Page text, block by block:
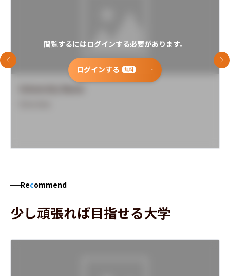
閲覧するにはログインする必要があります。
ログインする 無料
前のスライド 次
Recommend
少し頑張れば目指せる大学